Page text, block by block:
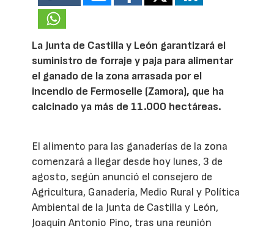
La Junta de Castilla y León garantizará el
suministro de forraje y paja para alimentar
el ganado de la zona arrasada por el
incendio de Fermoselle (Zamora), que ha
calcinado ya más de 11.000 hectáreas.
El alimento para las ganaderías de la zona
comenzará a llegar desde hoy lunes, 3 de
agosto, según anunció el consejero de
Agricultura, Ganadería, Medio Rural y Política
Ambiental de la Junta de Castilla y León,
Joaquín Antonio Pino, tras una reunión